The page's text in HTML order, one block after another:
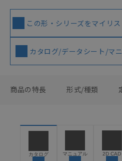
この形・シリーズをマイリ
カタログ/データシート/マ
商品の特長 形式/種類
カタログ マニュアル 2D CAD